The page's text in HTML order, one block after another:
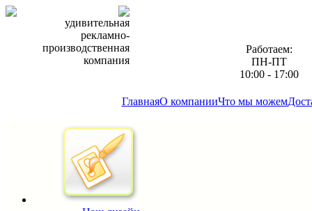
удивительная
рекламно-
производственная
компания
Работаем:
ПН-ПТ
10:00 - 17:00
ГлавнаяО компанииЧто мы можем